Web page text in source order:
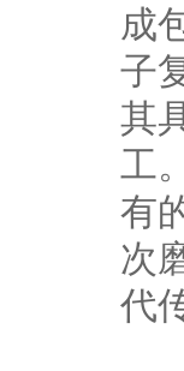
成
子
其
工
有
次
代